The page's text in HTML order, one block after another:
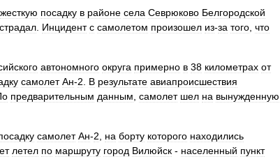
жесткую посадку в районе села Севрюково Белгородской
Инцидент с самолетом произошел из-за того что
автономного округа примерно в 38 километрах от
самолет Ан-2 В результате авиапроисшествия
предварительным данным самолет шел на вынужденную
самолет Ан-2 на борту которого находились
летел по маршруту город Вилюйск - населенный пункт